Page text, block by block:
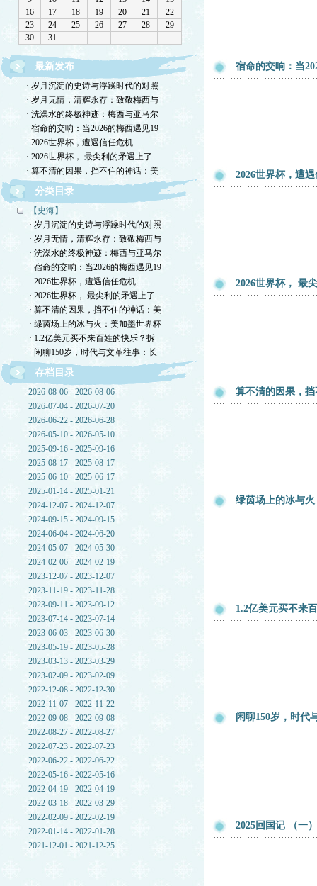
最新发布
· 岁月沉淀的史诗与浮躁时代的对照
· 岁月无情，清辉永存：致敬梅西与
· 洗澡水的终极神迹：梅西与亚马尔
· 宿命的交响：当2026的梅西遇见19
· 2026世界杯，遭遇信任危机
· 2026世界杯， 最尖利的矛遇上了
· 算不清的因果，挡不住的神话：美
分类目录
【史海】
· 岁月沉淀的史诗与浮躁时代的对照
· 岁月无情，清辉永存：致敬梅西与
· 洗澡水的终极神迹：梅西与亚马尔
· 宿命的交响：当2026的梅西遇见19
· 2026世界杯，遭遇信任危机
· 2026世界杯， 最尖利的矛遇上了
· 算不清的因果，挡不住的神话：美
· 绿茵场上的冰与火：美加墨世界杯
· 1.2亿美元买不来百姓的快乐？拆
· 闲聊150岁，时代与文革往事：长
存档目录
2026-08-06 - 2026-08-06
2026-07-04 - 2026-07-20
2026-06-22 - 2026-06-28
2026-05-10 - 2026-05-10
2025-09-16 - 2025-09-16
2025-08-17 - 2025-08-17
2025-06-10 - 2025-06-17
2025-01-14 - 2025-01-21
2024-12-07 - 2024-12-07
2024-09-15 - 2024-09-15
2024-06-04 - 2024-06-20
2024-05-07 - 2024-05-30
2024-02-06 - 2024-02-19
2023-12-07 - 2023-12-07
2023-11-19 - 2023-11-28
2023-09-11 - 2023-09-12
2023-07-14 - 2023-07-14
2023-06-03 - 2023-06-30
2023-05-19 - 2023-05-28
2023-03-13 - 2023-03-29
2023-02-09 - 2023-02-09
2022-12-08 - 2022-12-30
2022-11-07 - 2022-11-22
2022-09-08 - 2022-09-08
2022-08-27 - 2022-08-27
2022-07-23 - 2022-07-23
2022-06-22 - 2022-06-22
2022-05-16 - 2022-05-16
2022-04-19 - 2022-04-19
2022-03-18 - 2022-03-29
2022-02-09 - 2022-02-19
2022-01-14 - 2022-01-28
2021-12-01 - 2021-12-25
宿命的交响：当
2026世界杯，遭
2026世界杯， 最
算不清的因果，
绿茵场上的冰与
1.2亿美元买不来
闲聊150岁，时代
2025回国记 （一